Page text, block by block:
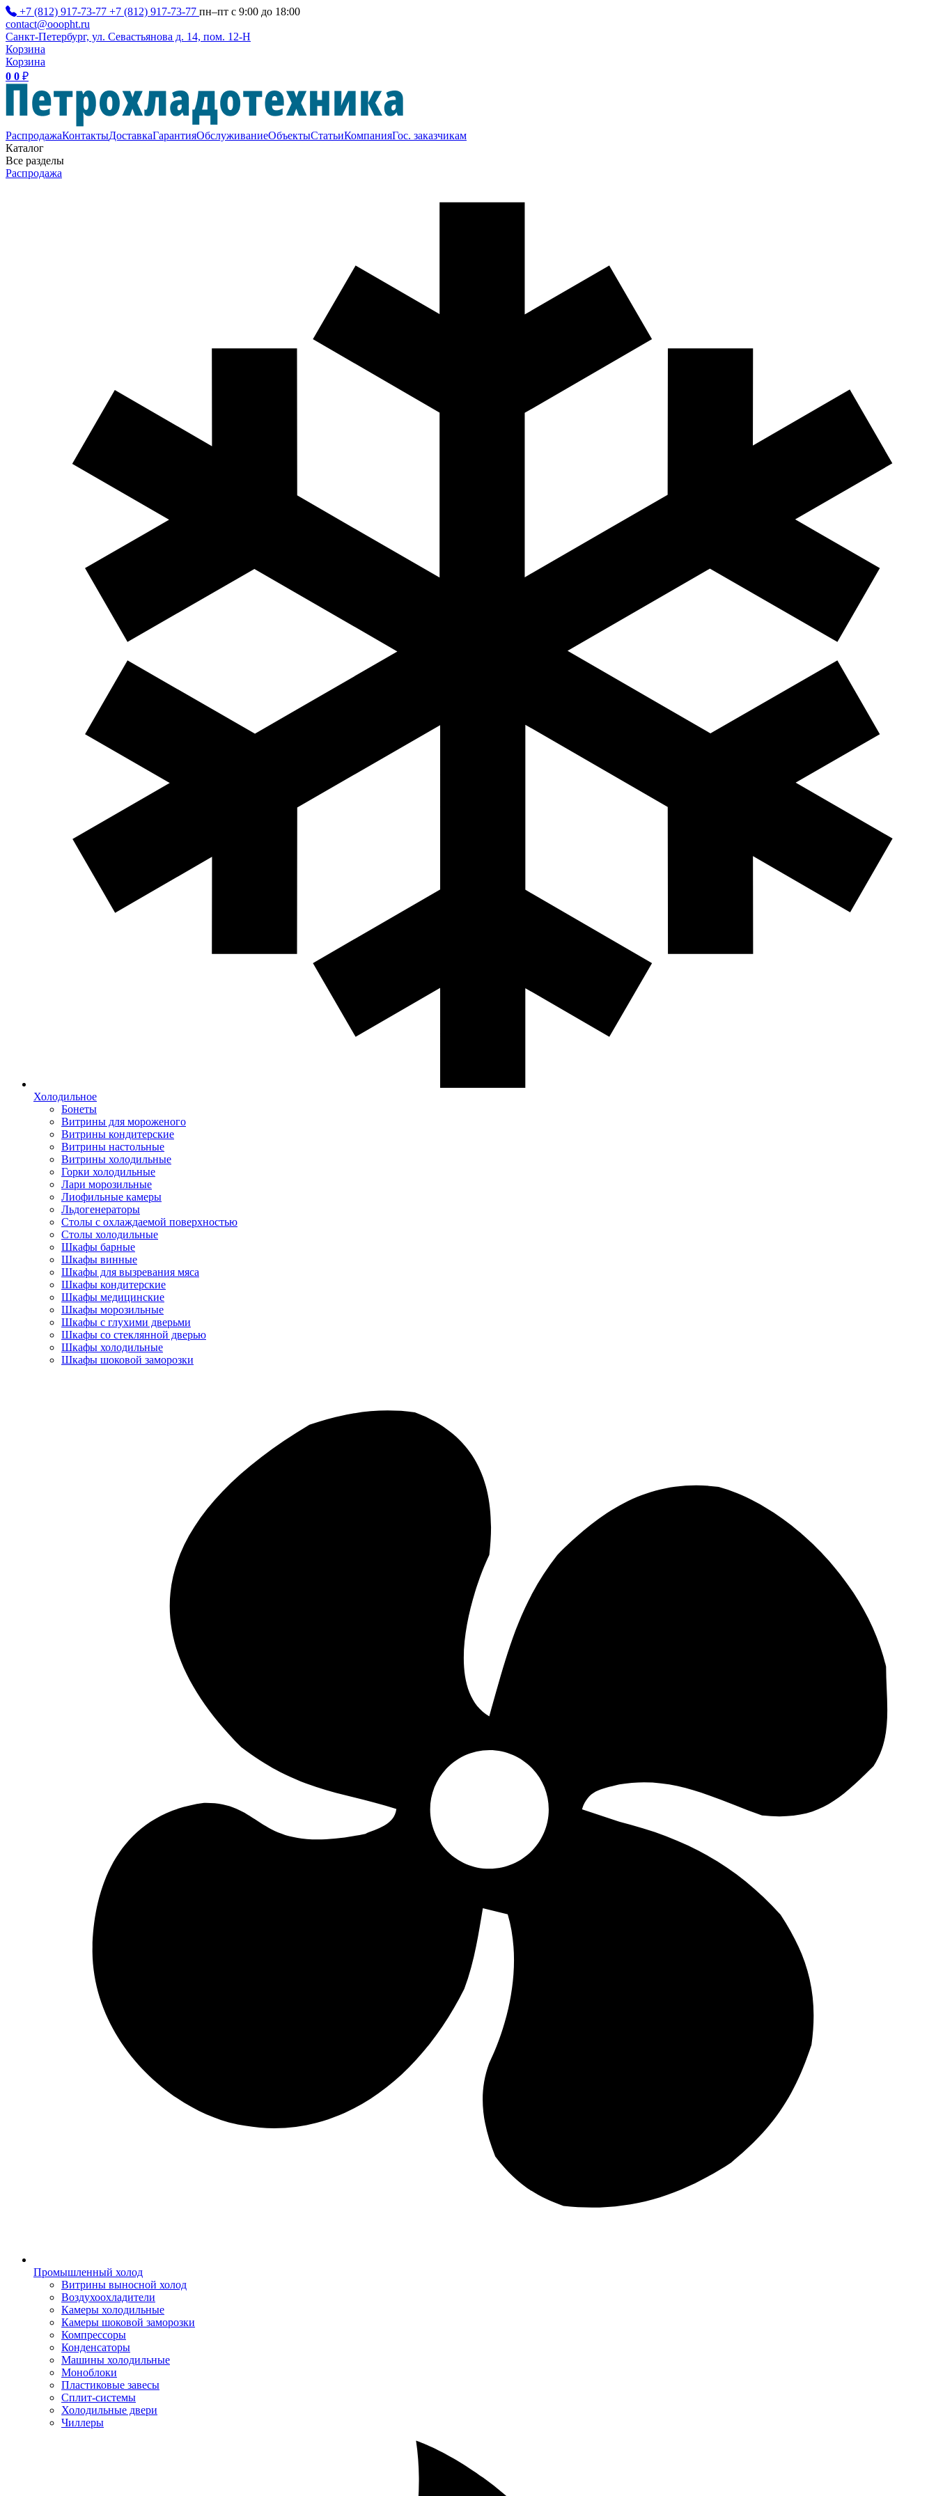
+7 (812) 917-73-77 +7 (812) 917-73-77 пн–пт с 9:00 до 18:00
contact@ooopht.ru
Санкт-Петербург, ул. Севастьянова д. 14, пом. 12-Н
Корзина
Корзина
0 0 ₽
РаспродажаКонтактыДоставкаГарантияОбслуживаниеОбъектыСтатьиКомпанияГос. заказчикам
Каталог
Все разделы
Распродажа
Холодильное
Бонеты
Витрины для мороженого
Витрины кондитерские
Витрины настольные
Витрины холодильные
Горки холодильные
Лари морозильные
Лиофильные камеры
Льдогенераторы
Столы с охлаждаемой поверхностью
Столы холодильные
Шкафы барные
Шкафы винные
Шкафы для вызревания мяса
Шкафы кондитерские
Шкафы медицинские
Шкафы морозильные
Шкафы с глухими дверьми
Шкафы со стеклянной дверью
Шкафы холодильные
Шкафы шоковой заморозки
Промышленный холод
Витрины выносной холод
Воздухоохладители
Камеры холодильные
Камеры шоковой заморозки
Компрессоры
Конденсаторы
Машины холодильные
Моноблоки
Пластиковые завесы
Сплит-системы
Холодильные двери
Чиллеры